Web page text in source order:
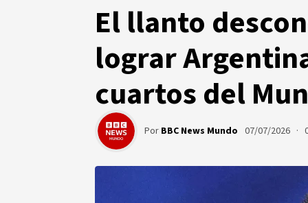
El llanto
lograr
cuartos del
Por BBC News Mundo 07/07/2026 ·